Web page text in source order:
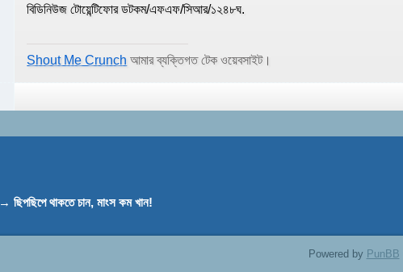
বিডিনিউজ টোয়েন্টিফোর ডটকম/এফএফ/সিআর/১২৪৮ঘ.
Shout Me Crunch আমার ব্যক্তিগত টেক ওয়েবসাইট।
→ছিপছিপে থাকতে চান, মাংস কম খান!
Powered by PunBB